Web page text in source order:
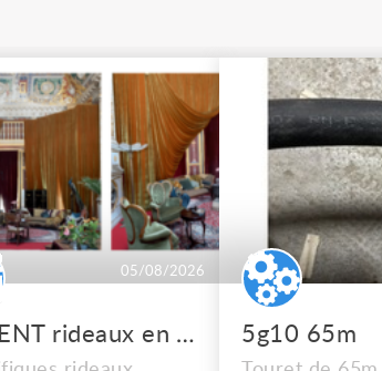
05/08/2026
URGENT rideaux en velours de soie 5g10 65m